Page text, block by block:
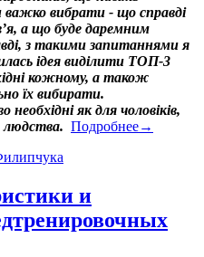
важко вибрати - що справді
а що буде даремним
з такими запитаннями я
ідея виділити ТОП-3
кожному, а також
їх вибирати.
необхідні як для чоловіків,
людства. Подробнее→
и